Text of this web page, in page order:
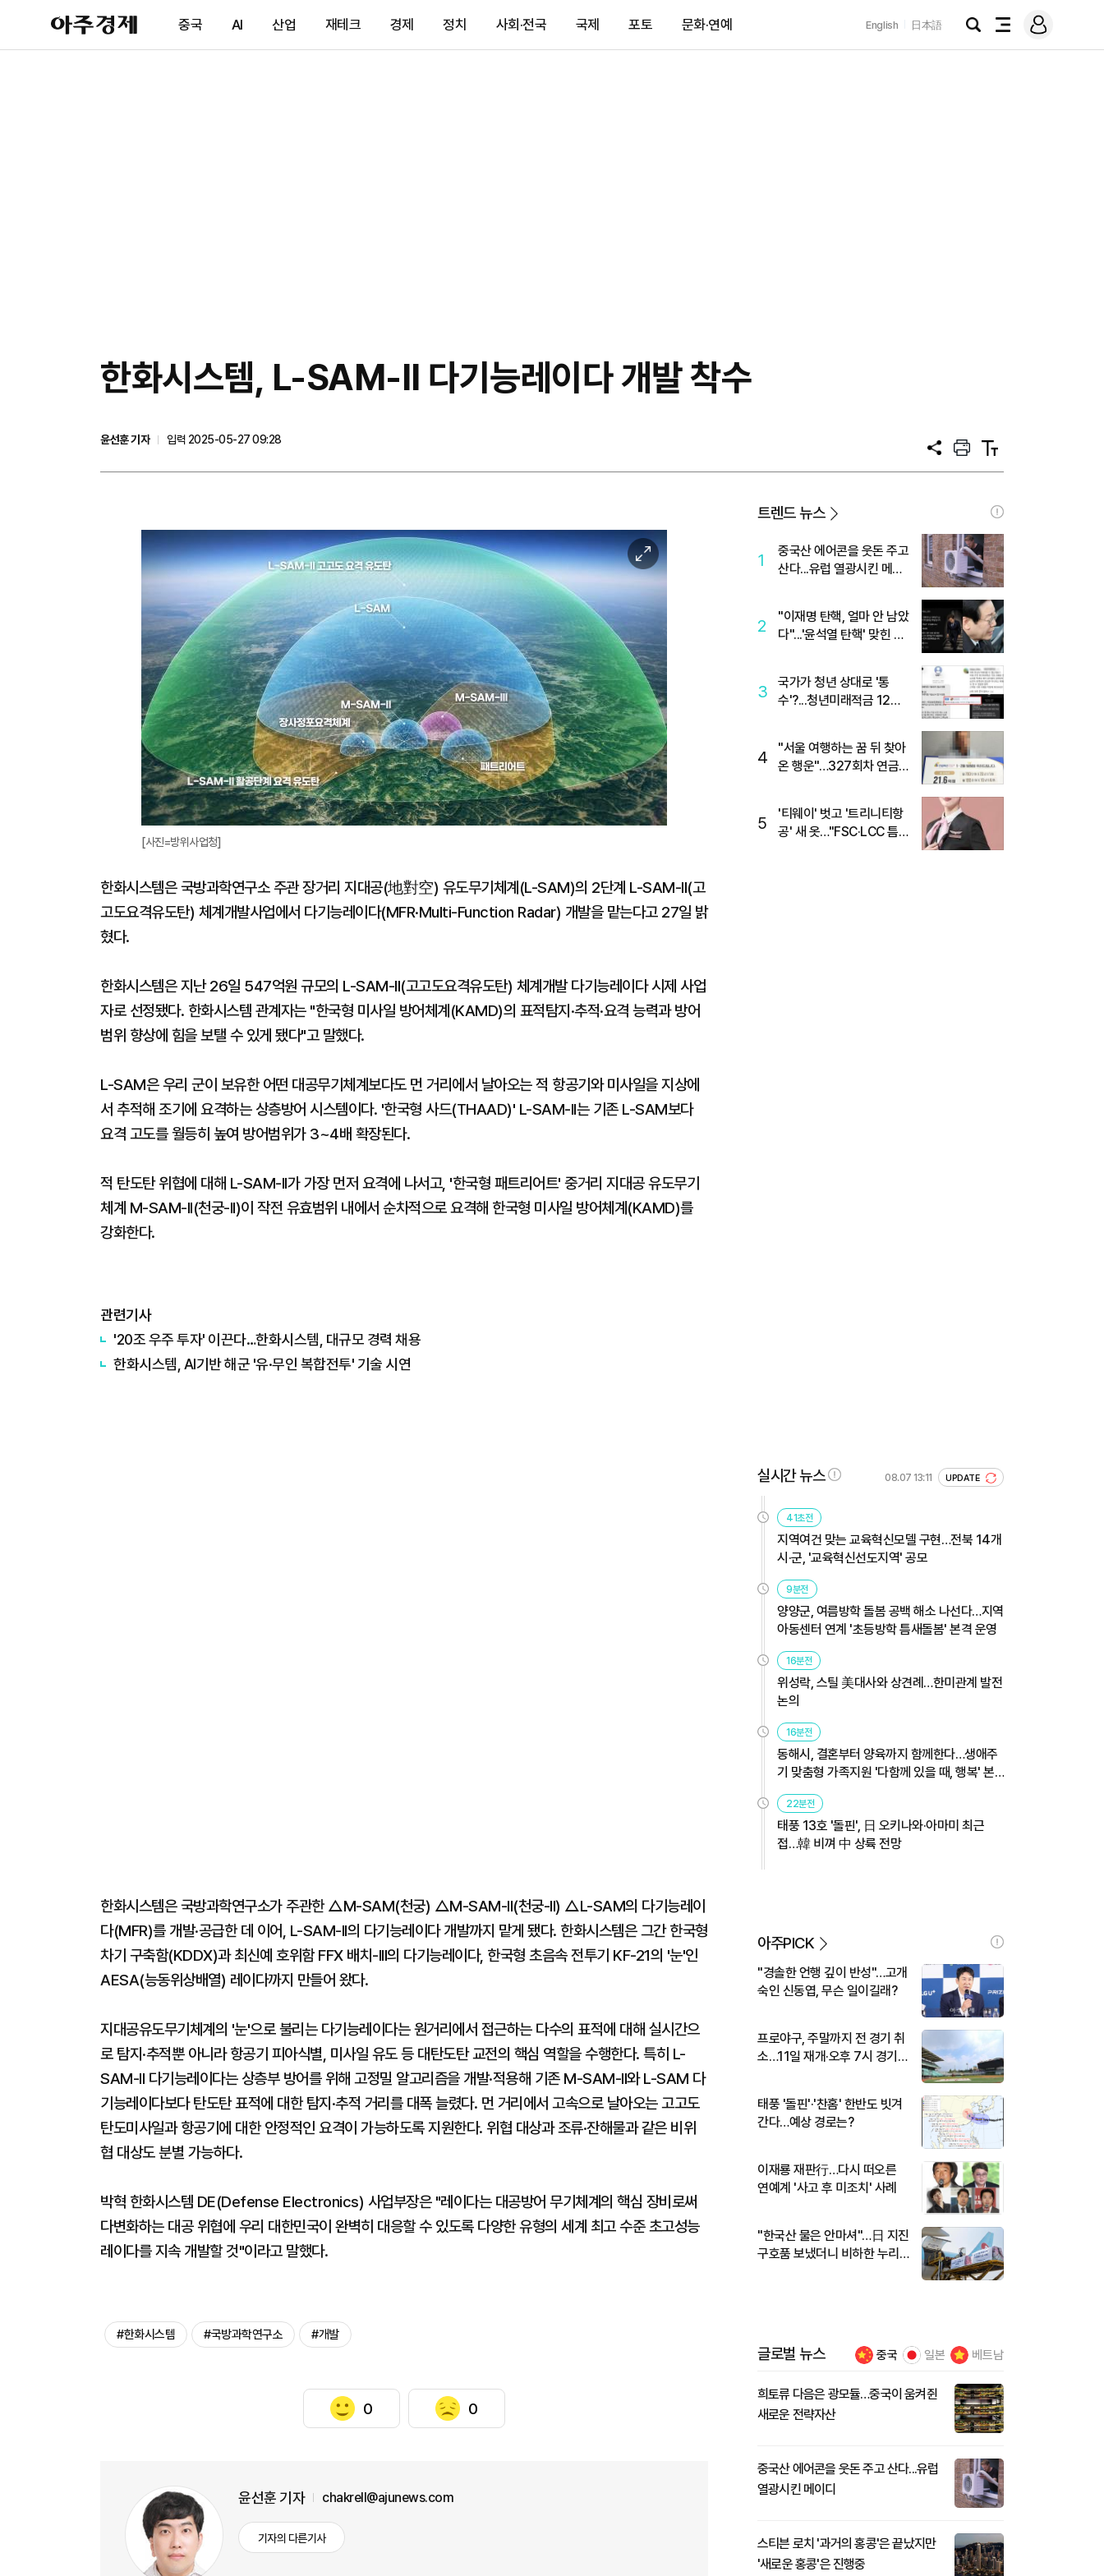
아
주
제
중국 AI 산업 재테크 경제 정치 사회·전국 국제 포토 문화·연예 English 日本語
검
전
메
그
한화시스템, L-SAM-II 다기능레이다 개발 착수
윤선훈 기자
입력 2025-05-27 09:28
공
프
트
텍
트
이
미
지
확
대
[사진=방위사업청]
한화시스템은 국방과학연구소 주관 장거리 지대공(地對空) 유도무기체계(L-SAM)의 2단계 L-SAM-II(고
고도요격유도탄) 체계개발사업에서 다기능레이다(MFR·Multi-Function Radar) 개발을 맡는다고 27일 밝
혔다.
한화시스템은 지난 26일 547억원 규모의 L-SAM-II(고고도요격유도탄) 체계개발 다기능레이다 시제 사업
자로 선정됐다. 한화시스템 관계자는 "한국형 미사일 방어체계(KAMD)의 표적탐지·추적·요격 능력과 방어
범위 향상에 힘을 보탤 수 있게 됐다"고 말했다.
L-SAM은 우리 군이 보유한 어떤 대공무기체계보다도 먼 거리에서 날아오는 적 항공기와 미사일을 지상에
서 추적해 조기에 요격하는 상층방어 시스템이다. '한국형 사드(THAAD)' L-SAM-II는 기존 L-SAM보다
요격 고도를 월등히 높여 방어범위가 3~4배 확장된다.
적 탄도탄 위협에 대해 L-SAM-II가 가장 먼저 요격에 나서고, '한국형 패트리어트' 중거리 지대공 유도무기
체계 M-SAM-II(천궁-II)이 작전 유효범위 내에서 순차적으로 요격해 한국형 미사일 방어체계(KAMD)를
강화한다.
관련기사
'20조 우주 투자' 이끈다…한화시스템, 대규모 경력 채용
한화시스템, AI기반 해군 '유·무인 복합전투' 기술 시연
한화시스템은 국방과학연구소가 주관한 △M-SAM(천궁) △M-SAM-II(천궁-II) △L-SAM의 다기능레이
다(MFR)를 개발·공급한 데 이어, L-SAM-II의 다기능레이다 개발까지 맡게 됐다. 한화시스템은 그간 한국형
차기 구축함(KDDX)과 최신예 호위함 FFX 배치-III의 다기능레이다, 한국형 초음속 전투기 KF-21의 '눈'인
AESA(능동위상배열) 레이다까지 만들어 왔다.
지대공유도무기체계의 '눈'으로 불리는 다기능레이다는 원거리에서 접근하는 다수의 표적에 대해 실시간으
로 탐지·추적뿐 아니라 항공기 피아식별, 미사일 유도 등 대탄도탄 교전의 핵심 역할을 수행한다. 특히 L-
SAM-II 다기능레이다는 상층부 방어를 위해 고정밀 알고리즘을 개발·적용해 기존 M-SAM-II와 L-SAM 다
기능레이다보다 탄도탄 표적에 대한 탐지·추적 거리를 대폭 늘렸다. 먼 거리에서 고속으로 날아오는 고고도
탄도미사일과 항공기에 대한 안정적인 요격이 가능하도록 지원한다. 위협 대상과 조류·잔해물과 같은 비위
협 대상도 분별 가능하다.
박혁 한화시스템 DE(Defense Electronics) 사업부장은 "레이다는 대공방어 무기체계의 핵심 장비로써
다변화하는 대공 위협에 우리 대한민국이 완벽히 대응할 수 있도록 다양한 유형의 세계 최고 수준 초고성능
레이다를 지속 개발할 것"이라고 말했다.
#한화시스템 #국방과학연구소 #개발
0 0
윤선훈 기자 chakrell@ajunews.com
기자의 다른기사
트렌드 뉴스
1
중국산 에어콘을 웃돈 주고
산다...유럽 열광시킨 메이
2
"이재명 탄핵, 얼마 안 남았
다"...'윤석열 탄핵' 맞힌 무
3
국가가 청년 상대로 '통
수'?...청년미래적금 12%
4
"서울 여행하는 꿈 뒤 찾아
온 행운"…327회차 연금
5
'티웨이' 벗고 '트리니티항
공' 새 옷…"FSC·LCC 틈
실시간 뉴스 08.07 13:11 UPDATE
41초전
지역여건 맞는 교육혁신모델 구현…전북 14개
시·군, '교육혁신선도지역' 공모
9분전
양양군, 여름방학 돌봄 공백 해소 나선다…지역
아동센터 연계 '초등방학 틈새돌봄' 본격 운영
16분전
위성락, 스틸 美대사와 상견례…한미관계 발전
논의
16분전
동해시, 결혼부터 양육까지 함께한다…생애주
기 맞춤형 가족지원 '다함께 있을 때, 행복' 본
격 운영
22분전
태풍 13호 '돌핀', 日 오키나와·아마미 최근
접…韓 비껴 中 상륙 전망
아주PICK
"경솔한 언행 깊이 반성"…고개
숙인 신동엽, 무슨 일이길래?
프로야구, 주말까지 전 경기 취
소…11일 재개·오후 7시 경기
태풍 '돌핀'·'찬홈' 한반도 빗겨
간다…예상 경로는?
이재룡 재판行…다시 떠오른
연예계 '사고 후 미조치' 사례
"한국산 물은 안마셔"…日 지진
구호품 보냈더니 비하한 누리
글로벌 뉴스 중국 일본 베트남
희토류 다음은 광모듈…중국이 움켜쥔
새로운 전략자산
중국산 에어콘을 웃돈 주고 산다...유럽
열광시킨 메이디
스티븐 로치 '과거의 홍콩'은 끝났지만
'새로운 홍콩'은 진행중